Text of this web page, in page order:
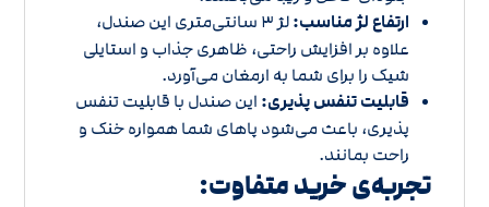
ارتفاع لژ مناسب:
لژ 3 سانتی‌متری این صندل،
علاوه بر افزایش راحتی، ظاهری جذاب و استایلی
شیک را برای شما به ارمغان می‌آورد.
قابلیت تنفس پذیری: این صندل با قابلیت تنفس
پذیری، باعث می‌شود پاهای شما همواره خنک و
راحت بمانند.
تجربه‌ی خرید متفاوت: